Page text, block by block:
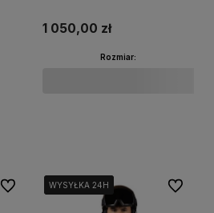
1 050,00 zł
Rozmiar:
Do ulubionychWYSYŁKA 24H
WYSYŁKA 24H
WYSYŁKA 24H Do